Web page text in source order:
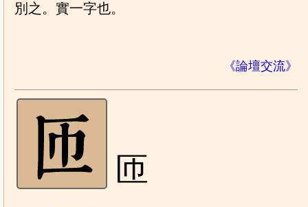
別之。實一字也。
《論壇交流》
匝